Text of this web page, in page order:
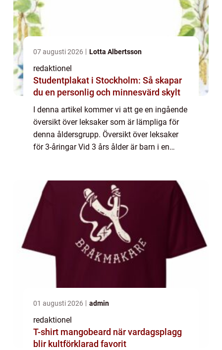
07 augusti 2026 Lotta Albertsson
redaktionel
Studentplakat i Stockholm: Så skapar
du en personlig och minnesvärd skylt
I denna artikel kommer vi att ge en ingående
översikt över leksaker som är lämpliga för
denna åldersgrupp. Översikt över leksaker
för 3-åringar Vid 3 års ålder är barn i en
01 augusti 2026 admin
redaktionel
T-shirt mangobeard när vardagsplagg
blir kultförklarad favorit